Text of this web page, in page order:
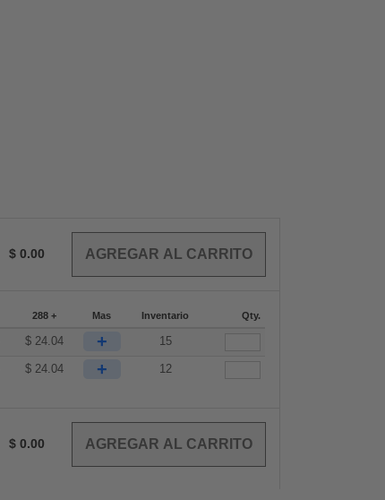
$ 0.00
288 + Mas Inventario Qty.
$ 24.04 + 15
$ 24.04 + 12
$ 0.00